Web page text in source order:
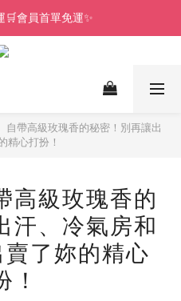
會員首單免運✨
自帶高級玫瑰香的秘密！別再讓出
精心打扮！
高級玫瑰香的
汗、冷氣房和
了妳的精心